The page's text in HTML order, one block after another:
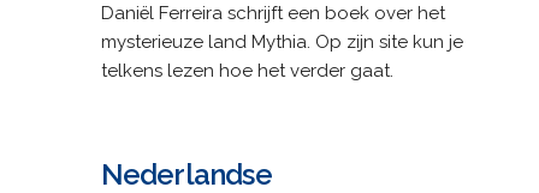
Daniël Ferreira schrijft een boek over het
mysterieuze land Mythia. Op zijn site kun je
telkens lezen hoe het verder gaat.
Nederlandse